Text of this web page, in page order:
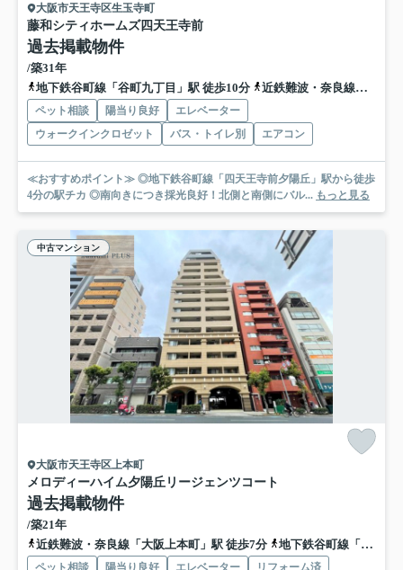
大阪市天王寺区生玉寺町
藤和シティホームズ四天王寺前
過去掲載物件
/築31年
地下鉄谷町線「谷町九丁目」駅 徒歩10分
近鉄難波・奈良線「大阪上本町」駅 徒歩15分
ペット相談 陽当り良好
エレベーター
ウォークインクロゼット
バス・トイレ別 エアコン
≪おすすめポイント≫ ◎地下鉄谷町線「四天王寺前夕陽丘」駅から徒歩
4分の駅チカ ◎南向きにつき採光良好！北側と南側にバル... もっと見る
中古マンション
大阪市天王寺区上本町
メロディーハイム夕陽丘リージェンツコート
過去掲載物件
/築21年
近鉄難波・奈良線「大阪上本町」駅 徒歩7分
地下鉄谷町線「谷町九丁目」駅 徒歩8分
ペット相談 陽当り良好 エレベーター リフォーム済